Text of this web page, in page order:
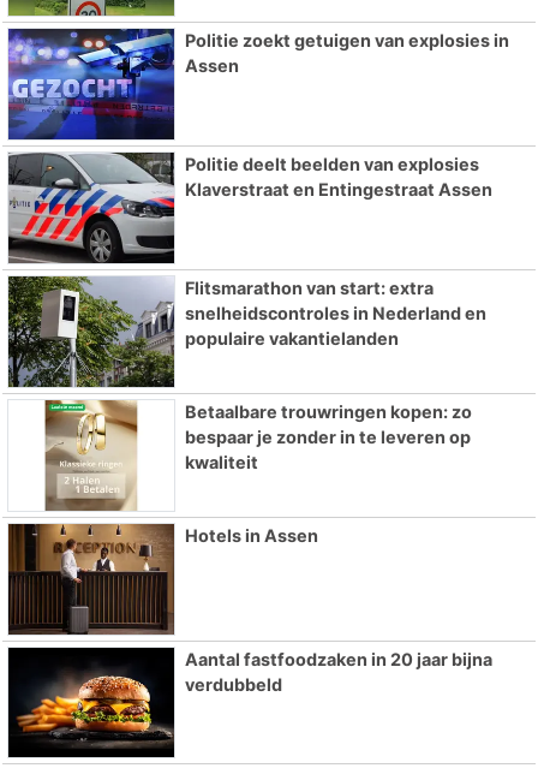
Politie zoekt getuigen van explosies in
Assen
Politie deelt beelden van explosies
Klaverstraat en Entingestraat Assen
Flitsmarathon van start: extra
snelheidscontroles in Nederland en
populaire vakantielanden
Betaalbare trouwringen kopen: zo
bespaar je zonder in te leveren op
kwaliteit
Hotels in Assen
Aantal fastfoodzaken in 20 jaar bijna
verdubbeld